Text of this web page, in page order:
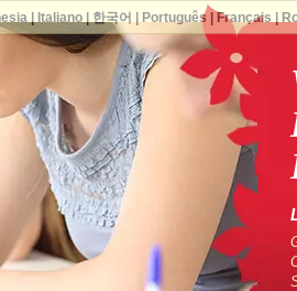
| Italiano| 한국어 Português Français